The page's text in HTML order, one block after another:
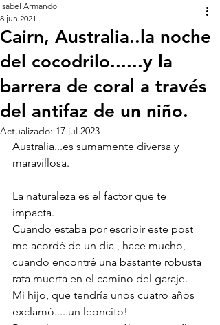
Cairn, Australia..la noche
del cocodrilo......y la
barrera de coral a través
del antifaz de un niño.
Isabel Armando
8 jun 2021
Actualizado: 17 jul 2023
Australia...es sumamente diversa y
maravillosa.
La naturaleza es el factor que te
impacta.
Cuando estaba por escribir este post
me acordé de un día , hace mucho,
cuando encontré una bastante robusta
rata muerta en el camino del garaje.
Mi hijo, que tendría unos cuatro años
exclamó.....un leoncito!